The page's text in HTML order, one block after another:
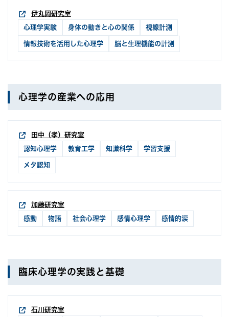
伊丸岡研究室
心理学実験 身体の動きと心の関係 視線計測
情報技術を活用した心理学 脳と生理機能の計測
心理学の産業への応用
田中（孝）研究室
認知心理学 教育工学 知識科学 学習支援
メタ認知
加藤研究室
感動 物語 社会心理学 感情心理学 感情的涙
臨床心理学の実践と基礎
石川研究室